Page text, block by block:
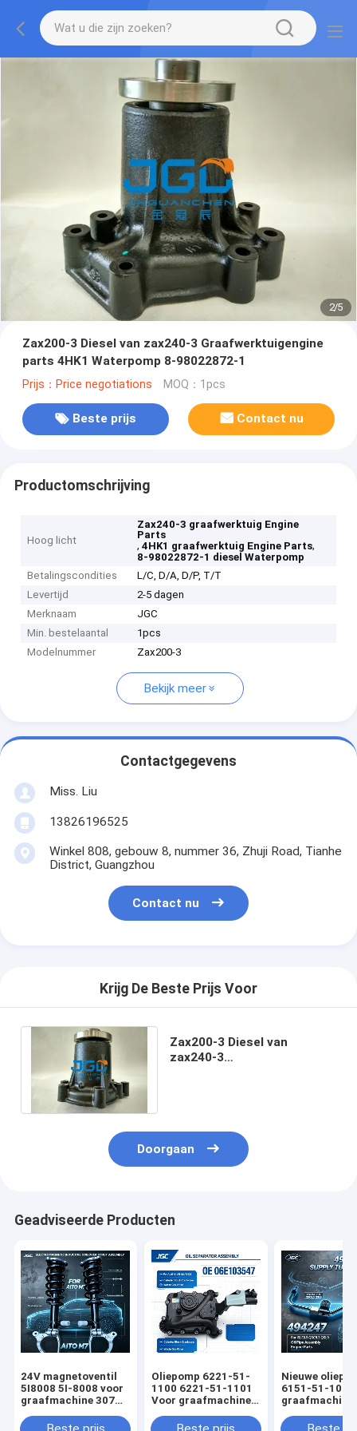
2/5
Zax200-3 Diesel van zax240-3 Graafwerktuigengine
parts 4HK1 Waterpomp 8-98022872-1
Prijs：Price negotiations MOQ：1pcs
Beste prijs Contact nu
Productomschrijving
Hoog licht
Zax240-3 graafwerktuig Engine
Parts
,4HK1 graafwerktuig Engine Parts,
8-98022872-1 diesel Waterpomp
Betalingscondities
L/C, D/A, D/P, T/T
Levertijd
2-5 dagen
Merknaam
JGC
Min. bestelaantal
1pcs
Modelnummer
Zax200-3
Bekijk meer
Contactgegevens
Miss. Liu
13826196525
Winkel 808, gebouw 8, nummer 36, Zhuji Road, Tianhe
District, Guangzhou
Contact nu
Krijg De Beste Prijs Voor
Zax200-3 Diesel van
zax240-3
Doorgaan
Geadviseerde Producten
24V magnetoventil
5I8008 5I-8008 voor
graafmachine 307
Oliepomp 6221-51-
1100 6221-51-1101
Voor graafmachine
S6D108
Nieuwe
6151-51-1005
graafmachine
Motor 6D125-